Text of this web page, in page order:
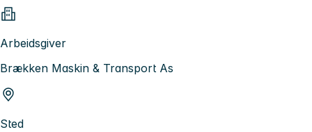
Arbeidsgiver
Brækken Maskin & Transport As
Sted